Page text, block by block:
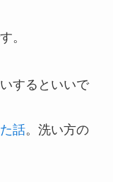
。
するといいで
話。洗い方の